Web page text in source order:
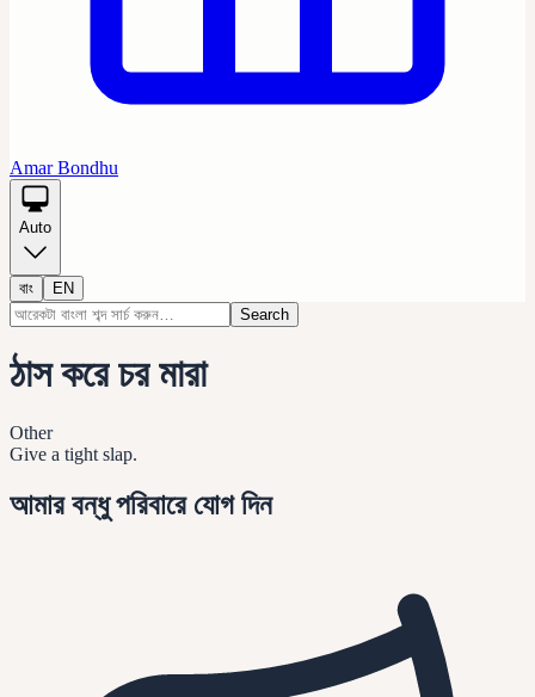
Amar Bondhu
Auto
বাং
EN
Search
ঠাস করে চর মারা
Other
Give a tight slap.
আমার বন্ধু পরিবারে যোগ দিন